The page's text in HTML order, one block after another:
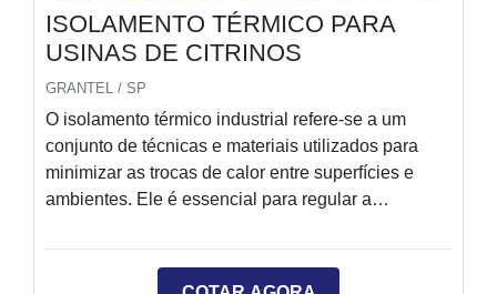
ISOLAMENTO TÉRMICO PARA
USINAS DE CITRINOS
GRANTEL / SP
O isolamento térmico industrial refere-se a um
conjunto de técnicas e materiais utilizados para
minimizar as trocas de calor entre superfícies e
ambientes. Ele é essencial para regular a
máquinas, equipamentos e até mesmo produtos